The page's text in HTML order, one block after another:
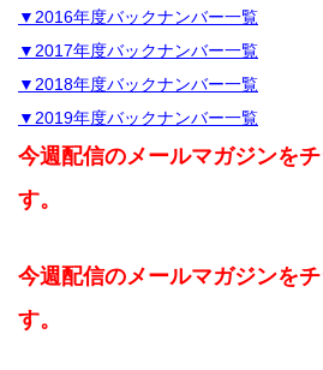
▼2016年度バックナンバー一覧
▼2017年度バックナンバー一覧
▼2018年度バックナンバー一覧
▼2019年度バックナンバー一覧
今週配信のメールマガジンを
す。
今週配信のメールマガジンを
す。